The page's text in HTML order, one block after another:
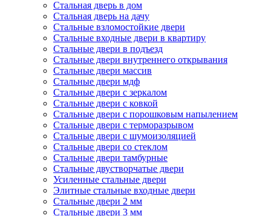
Стальная дверь в дом
Стальная дверь на дачу
Стальные взломостойкие двери
Стальные входные двери в квартиру
Стальные двери в подъезд
Стальные двери внутреннего открывания
Стальные двери массив
Стальные двери мдф
Стальные двери с зеркалом
Стальные двери с ковкой
Стальные двери с порошковым напылением
Стальные двери с терморазрывом
Стальные двери с шумоизоляцией
Стальные двери со стеклом
Стальные двери тамбурные
Стальные двустворчатые двери
Усиленные стальные двери
Элитные стальные входные двери
Стальные двери 2 мм
Стальные двери 3 мм